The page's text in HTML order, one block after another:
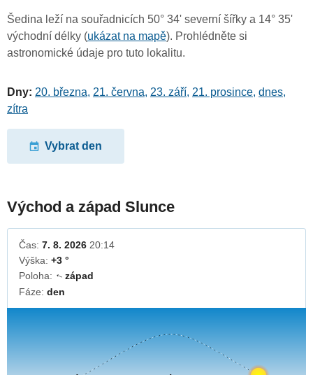
Šedina leží na souřadnicích 50° 34' severní šířky a 14° 35'
východní délky (ukázat na mapě). Prohlédněte si
astronomické údaje pro tuto lokalitu.
Dny: 20. března, 21. června, 23. září, 21. prosince, dnes,
zítra
Vybrat den
Východ a západ Slunce
Čas: 7. 8. 2026 20:14
Výška: +3 °
Poloha: ↓západ
Fáze: den